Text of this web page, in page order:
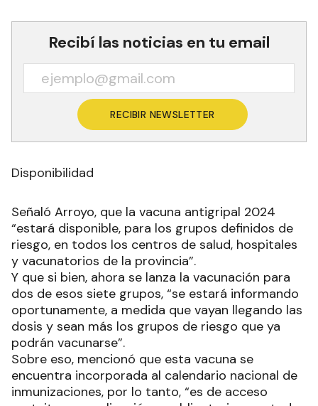
Recibí las noticias en tu email
RECIBIR NEWSLETTER
Disponibilidad
Señaló Arroyo, que la vacuna antigripal 2024
“estará disponible, para los grupos definidos de
riesgo, en todos los centros de salud, hospitales
y vacunatorios de la provincia”.
Y que si bien, ahora se lanza la vacunación para
dos de esos siete grupos, “se estará informando
oportunamente, a medida que vayan llegando las
dosis y sean más los grupos de riesgo que ya
podrán vacunarse”.
Sobre eso, mencionó que esta vacuna se
encuentra incorporada al calendario nacional de
inmunizaciones, por lo tanto, “es de acceso